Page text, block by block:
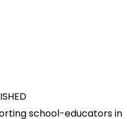
school-educators in